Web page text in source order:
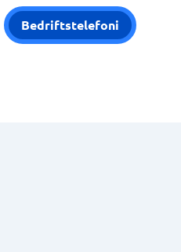
Bedriftstelefoni